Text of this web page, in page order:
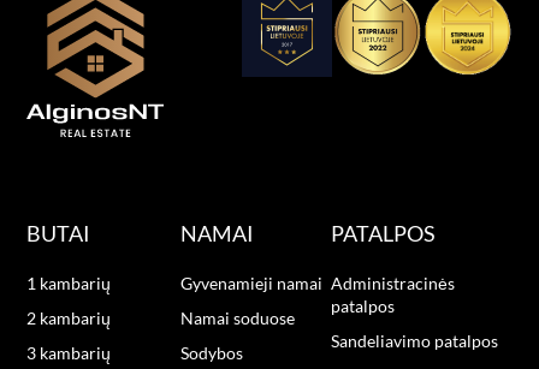
BUTAI
1 kambarių
2 kambarių
3 kambarių
NAMAI
Gyvenamieji namai
Namai soduose
Sodybos
PATALPOS
Administracinės
patalpos
Sandeliavimo patalpos